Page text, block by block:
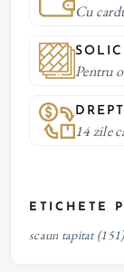
Cu
Pentru
14 zile
ETICHETE
scaun tapitat (151)